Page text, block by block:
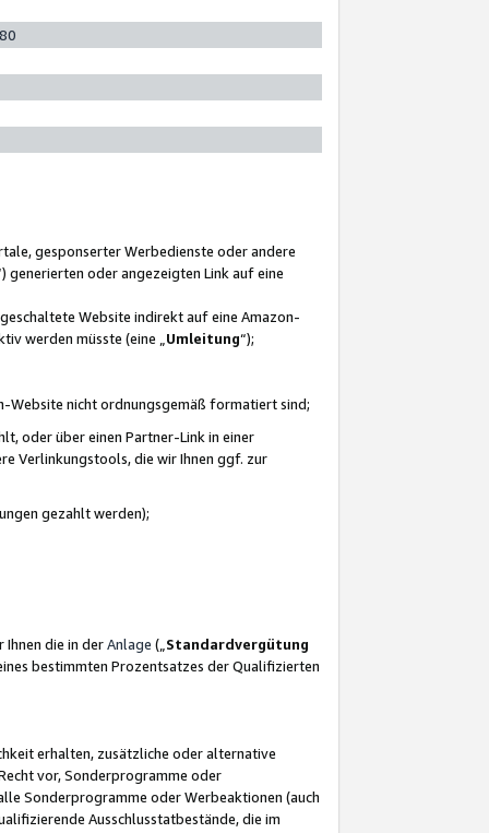
gesponserter Werbedienste oder andere
generierten oder angezeigten Link auf eine
Website indirekt auf eine Amazon-
werden müsste (eine „ Umleitung“);
Website nicht ordnungsgemäß formatiert sind;
oder über einen Partner-Link in einer
Verlinkungstools, die wir Ihnen ggf. zur
gezahlt werden);
Ihnen die in derAnlage („ Standardvergütung
bestimmten Prozentsatzes der Qualifizierten
erhalten, zusätzliche oder alternative
vor, Sonderprogramme oder
Sonderprogramme oder Werbeaktionen (auch
Ausschlusstatbestände, die im